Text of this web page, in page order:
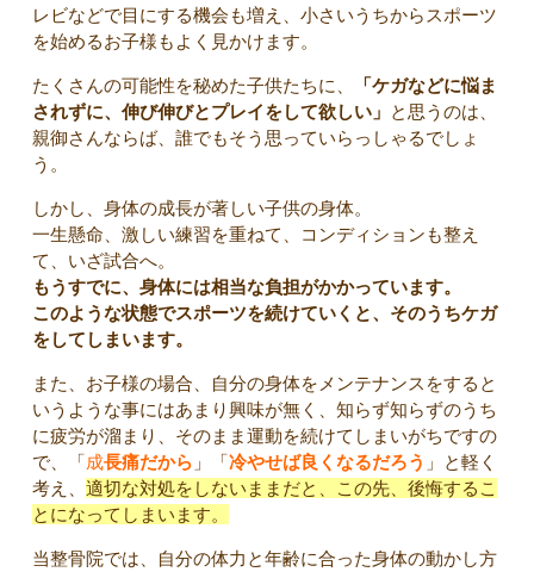
レビなどで目にする機会も増え、小さいうちからスポーツ
を始めるお子様もよく見かけます。
たくさんの可能性を秘めた子供たちに、
「ケガなどに悩ま
されずに、伸び伸びとプレイをして欲しい」 と思うのは、
親御さんならば、誰でもそう思っていらっしゃるでしょ
う。
しかし、身体の成長が著しい子供の身体。
一生懸命、激しい練習を重ねて、コンディションも整え
て、いざ試合へ。
もうすでに、身体には相当な負担がかかっています。
このような状態でスポーツを続けていくと、そのうちケガ
をしてしまいます。
また、お子様の場合、自分の身体をメンテナンスをすると
いうような事にはあまり興味が無く、知らず知らずのうち
に疲労が溜まり、そのまま運動を続けてしまいがちですの
で、「成長痛だから 」「冷やせば良くなるだろう 」と軽く
考え、 適切な対処をしないままだと、この先、後悔するこ
とになってしまいます。
当整骨院では、自分の体力と年齢に合った身体の動かし方